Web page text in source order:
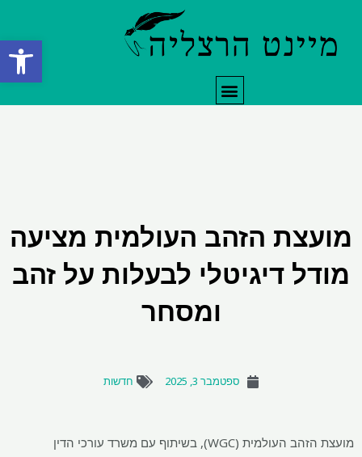
פתח
תפריט
מועצת הזהב העולמית מציעה
מודל דיגיטלי לבעלות על זהב
ומסחר
ספטמבר 3, 2025 חדשות
מועצת הזהב העולמית (WGC), בשיתוף עם משרד עורכי הדין